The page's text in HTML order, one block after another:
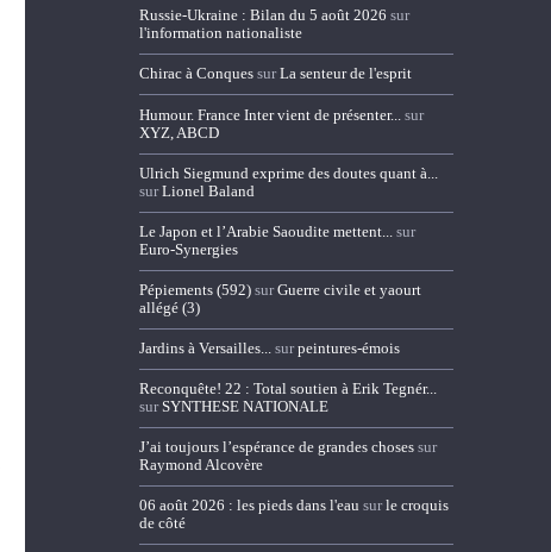
Russie-Ukraine : Bilan du 5 août 2026 sur
l'information nationaliste
Chirac à ConquessurLa senteur de l'esprit
Humour. France Inter vient de présenter...
sur
XYZ, ABCD
Ulrich Siegmund exprime des doutes quant à...
surLionel Baland
Le Japon et l’Arabie Saoudite mettent...
sur
Euro-Synergies
Pépiements (592)surGuerre civile et yaourt
allégé (3)
Jardins à Versailles...surpeintures-émois
Reconquête! 22 : Total soutien à Erik Tegnér...
surSYNTHESE NATIONALE
J’ai toujours l’espérance de grandes chosessur
Raymond Alcovère
06 août 2026 : les pieds dans l'eau surle croquis
de côté